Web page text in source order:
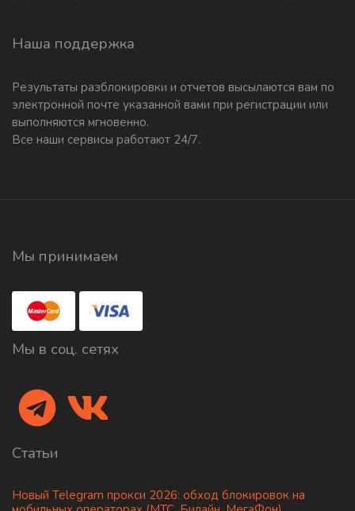
Наша поддержка
Результаты разблокировки и отчетов высылаются вам по
электронной почте указанной вами при регистрации или
выполняются мгновенно.
Все наши сервисы работают 24/7.
Мы принимаем
Мы в соц. сетях
Статьи
Новый Telegram прокси 2026: обход блокировок на